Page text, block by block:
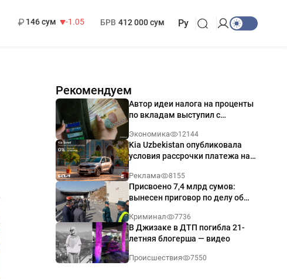
146 сум
-1.05
БРВ 412 000 сум Ру
Рекомендуем
Автор идеи налога на проценты
по вкладам выступил с
Экономика 12144
Kia Uzbekistan опубликовала
условия рассрочки платежа на
годовых
Реклама 8155
Присвоено 7,4 млрд сумов:
вынесен приговор по делу об
Ташкенте
Криминал 7736
В Джизаке в ДТП погибла 21-
летняя блогерша — видео
Происшествия 7550